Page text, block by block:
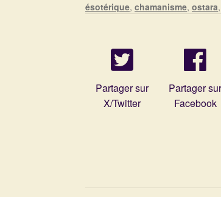
ésotérique,chamanisme,ostara
Partager sur
X/Twitter
Partager
Facebook